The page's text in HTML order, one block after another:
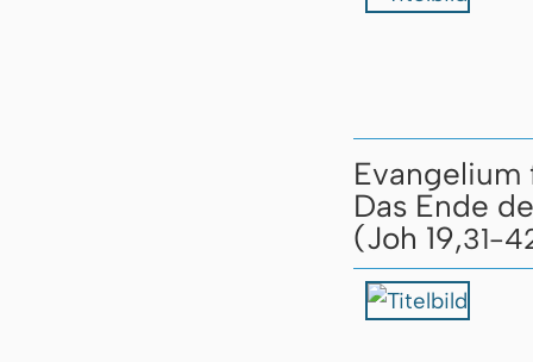
Das Ende
(Joh 19,31-